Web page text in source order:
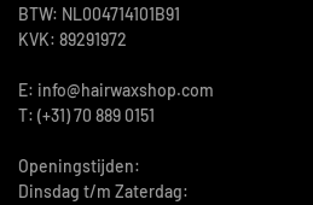
BTW: NL004714101B91
KVK: 89291972
E: info@hairwaxshop.com
T: (+31) 70 889 0151
Openingstijden:
Dinsdag t/m Zaterdag: